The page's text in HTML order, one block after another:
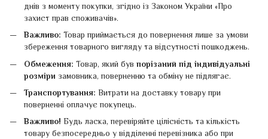
днів з моменту покупки, згідно із Законом України «Про
захист прав споживачів».
Важливо: Товар приймається до повернення лише за умови
збереження товарного вигляду та відсутності пошкоджень.
Обмеження: Товар, який був порізаний під індивідуальні
розміри замовника, поверненню та обміну не підлягає.
Транспортування: Витрати на доставку товару при
поверненні оплачує покупець.
Важливо! Будь ласка, перевіряйте цілісність та кількість
товару безпосередньо у відділенні перевізника або при